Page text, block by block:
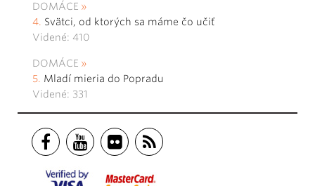
DOMÁCE
Svätci, od ktorých sa máme čo učiť
Videné: 410
DOMÁCE
Mladí mieria do Popradu
Videné: 331